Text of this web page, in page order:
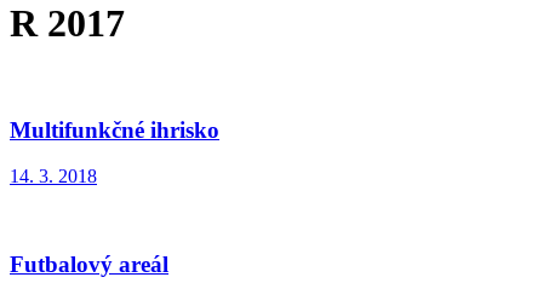
R 2017
Multifunkčné ihrisko
14. 3. 2018
Futbalový areál